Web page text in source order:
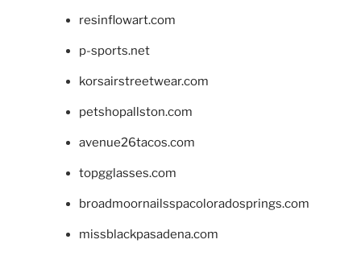
resinflowart.com
p-sports.net
korsairstreetwear.com
petshopallston.com
avenue26tacos.com
topgglasses.com
broadmoornailsspacoloradosprings.com
missblackpasadena.com